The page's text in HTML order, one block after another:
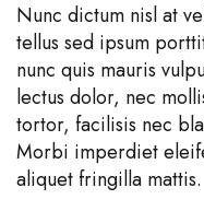
Nunc dictum nisl at
tellus sed ipsum
nunc quis mauris
lectus dolor, nec
tortor, facilisis nec
Morbi imperdiet
aliquet fringilla mattis.